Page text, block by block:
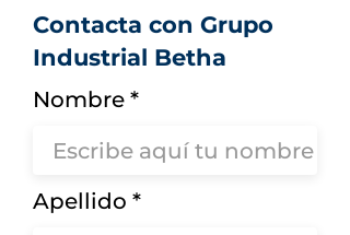
Contacta con Grupo
Industrial Betha
Nombre
Apellido